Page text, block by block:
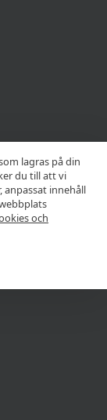
lagras på din
du till att vi
anpassat innehåll
och